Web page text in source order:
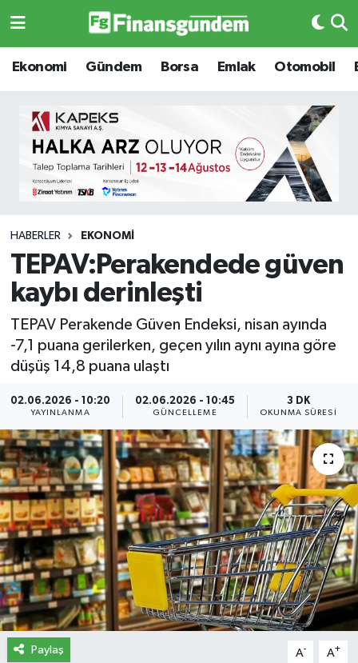
Ekonomi Gündem Borsa Emlak Otomobil
HABERLER EKONOMI
TEPAV:Perakendede güven
kaybı derinleşti
TEPAV Perakende Güven Endeksi, nisan ayında
-7,1 puana gerilerken, geçen yılın aynı ayına göre
düşüş 14,8 puana ulaştı
02.06.2026 - 10:20
YAYINLANMA
02.06.2026 - 10:45
GÜNCELLEME
3 DK
OKUNMA SÜRESI
Paylaş A- A+
Ekonomi
Borsa
Emlak
Otomobil
Gizlilik Sözleşmesi
Hakkımızda
Künye
Yasal Uyarı
Ekonomi
Borsa
Emlak
Emtia
BITCOIN
Yapay Zeka